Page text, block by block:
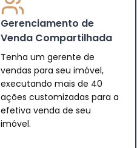
Gerenciamento de
Venda Compartilhada
Tenha um gerente de
vendas para seu imóvel,
executando mais de 40
ações customizadas para a
efetiva venda de seu
imóvel.